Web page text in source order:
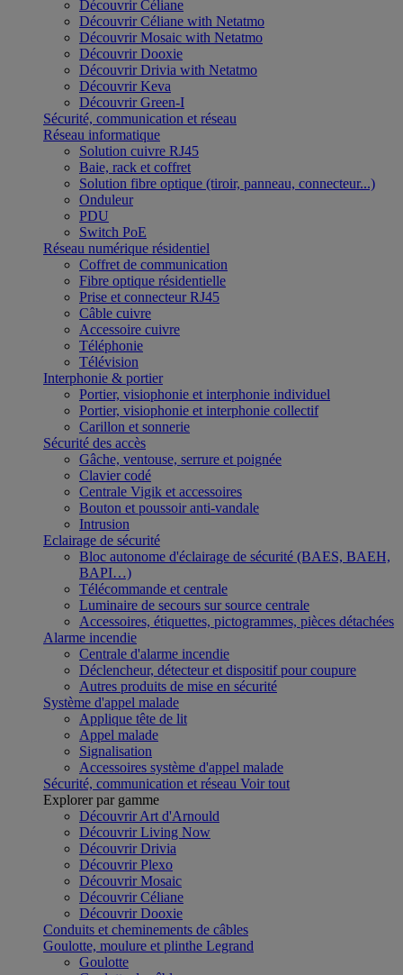
Découvrir Céliane
Découvrir Céliane with Netatmo
Découvrir Mosaic with Netatmo
Découvrir Dooxie
Découvrir Drivia with Netatmo
Découvrir Keva
Découvrir Green-I
Sécurité, communication et réseau
Réseau informatique
Solution cuivre RJ45
Baie, rack et coffret
Solution fibre optique (tiroir, panneau, connecteur...)
Onduleur
PDU
Switch PoE
Réseau numérique résidentiel
Coffret de communication
Fibre optique résidentielle
Prise et connecteur RJ45
Câble cuivre
Accessoire cuivre
Téléphonie
Télévision
Interphonie & portier
Portier, visiophonie et interphonie individuel
Portier, visiophonie et interphonie collectif
Carillon et sonnerie
Sécurité des accès
Gâche, ventouse, serrure et poignée
Clavier codé
Centrale Vigik et accessoires
Bouton et poussoir anti-vandale
Intrusion
Eclairage de sécurité
Bloc autonome d'éclairage de sécurité (BAES, BAEH,
BAPI…)
Télécommande et centrale
Luminaire de secours sur source centrale
Accessoires, étiquettes, pictogrammes, pièces détachées
Alarme incendie
Centrale d'alarme incendie
Déclencheur, détecteur et dispositif pour coupure
Autres produits de mise en sécurité
Système d'appel malade
Applique tête de lit
Appel malade
Signalisation
Accessoires système d'appel malade
Sécurité, communication et réseau Voir tout
Explorer par gamme
Découvrir Art d'Arnould
Découvrir Living Now
Découvrir Drivia
Découvrir Plexo
Découvrir Mosaic
Découvrir Céliane
Découvrir Dooxie
Conduits et cheminements de câbles
Goulotte, moulure et plinthe Legrand
Goulotte